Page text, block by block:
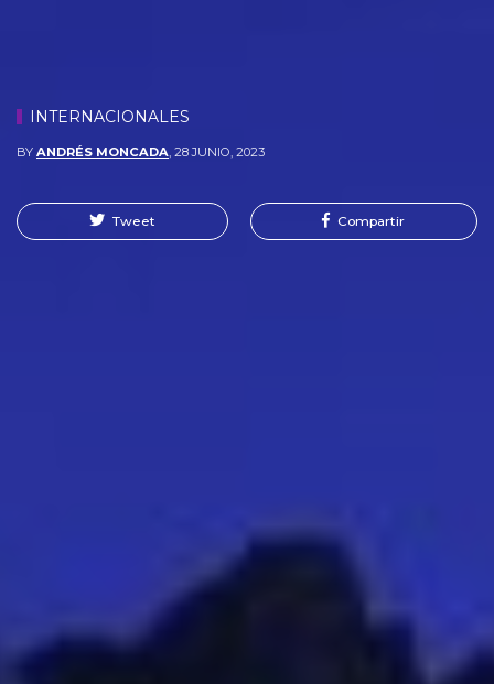
INTERNACIONALES
BY ANDRÉS MONCADA, 28 JUNIO, 2023
Tweet Compartir